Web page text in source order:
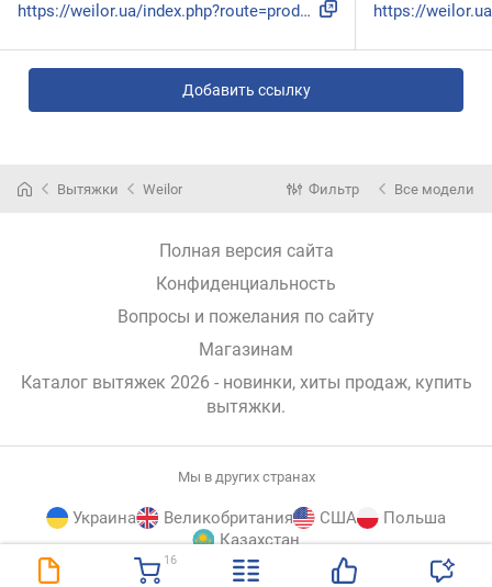
16
https://weilor.ua/index.php?route=product/product/download&...
Добавить ссылку
Вытяжки Weilor Фильтр Все модели
Полная версия сайта
Конфиденциальность
Вопросы и пожелания по сайту
Магазинам
Каталог вытяжек 2026 - новинки, хиты продаж, купить
вытяжки.
Мы в других странах
Украина Великобритания США
Польша
Казахстан